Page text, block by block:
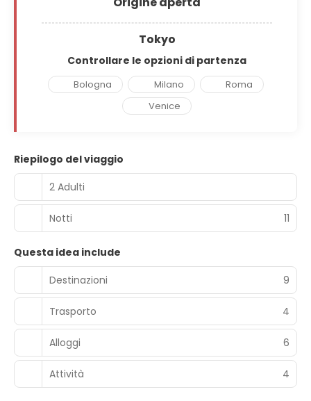
Tokyo
Controllare le opzioni di partenza
Bologna Milano
Roma
Venice
Riepilogo del viaggio
2 Adulti
Notti 11
Questa idea include
Destinazioni
9
Trasporto 4
Alloggi 6
Attività 4